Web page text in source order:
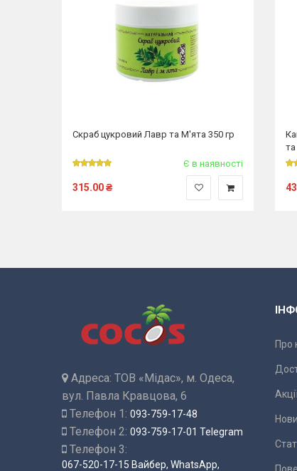
Скраб цукровий Лавр та М'ята 350 гр
Є в наявності
315.00₴
та
Адреса: ТОВ «Мідас», м. Одеса,
вул. Павла Кравцова, 6
Телефон 1: 093-759-17-48
Телефон 2: 093-759-17-01 Telegram
Телефон 3:
067-520-17-15 Вайбер, WhatsApp,
Про